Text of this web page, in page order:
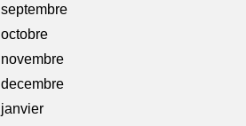
septembre
octobre
novembre
decembre
janvier